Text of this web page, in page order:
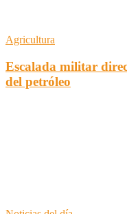
Agricultura
Escalada militar
del petróleo